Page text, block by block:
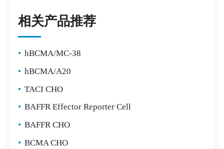
相关产品推荐
• hBCMA/MC-38
• hBCMA/A20
• TACI CHO
• BAFFR Effector Reporter Cell
• BAFFR CHO
• BCMA CHO